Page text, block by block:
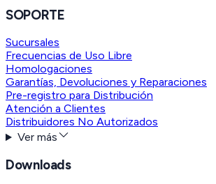
SOPORTE
Sucursales
Frecuencias de Uso Libre
Homologaciones
Garantías, Devoluciones y Reparaciones
Pre-registro para Distribución
Atención a Clientes
Distribuidores No Autorizados
Ver más
Downloads